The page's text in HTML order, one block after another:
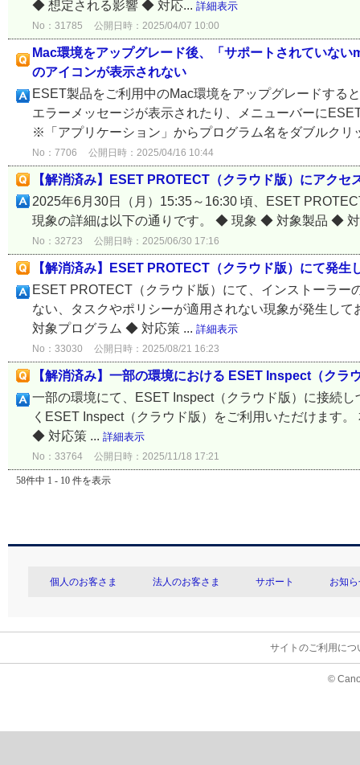
◆ 想定される影響 ◆ 対応... 詳細表示
No：31785 公開日時：2025/04/07 10:00
Mac環境をアップグレード後、「サポートされていな
のアイコンが表示されない
ESET製品をご利用中のMac環境をアップグレードする
エラーメッセージが表示されたり、メニューバーに
※「アプリケーション」からプログラム名をダブルクリ
No：7706 公開日時：2025/04/16 10:44
【解消済み】ESET PROTECT（クラウド版）にアクセ
2025年6月30日（月）15:35～16:30 頃、ESET
現象の詳細は以下の通りです。 ◆ 現象 ◆ 対象製品 ◆
No：32723 公開日時：2025/06/30 17:16
【解消済み】ESET PROTECT（クラウド版）にて発生
ESET PROTECT（クラウド版）にて、インストーラ
ない、タスクやポリシーが適用されない現象が発生し
対象プログラム ◆ 対応策 ... 詳細表示
No：33030 公開日時：2025/08/21 16:23
【解消済み】一部の環境における ESET Inspect（クラ
一部の環境にて、ESET Inspect（クラウド版）に接続
くESET Inspect（クラウド版）をご利用いただけま
◆ 対応策 ... 詳細表示
No：33764 公開日時：2025/11/18 17:21
58件中 1 - 10 件を表示
個人のお客さま 法人のお客さま サポート お知
サイトのご利用につ
©